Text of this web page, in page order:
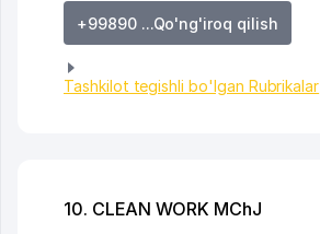
+99890 ...Qo'ng'iroq qilish
Tashkilot tegishli bo'lgan Rubrikalar
10. CLEAN WORK MChJ